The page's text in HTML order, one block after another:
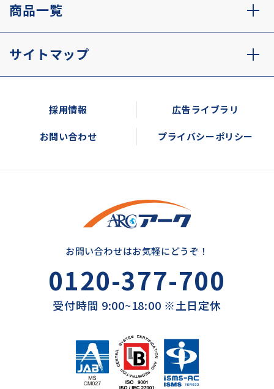
商品一覧
サイトマップ
採用情報 広告ライブラリ
お問い合わせ プライバシーポリシー
お問い合わせはお気軽にどうぞ！
0120-377-700
受付時間 9:00~18:00 ※土日定休